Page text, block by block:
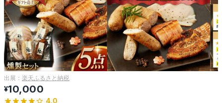
出展： 楽天ふるさと納税
¥10,000
4.0